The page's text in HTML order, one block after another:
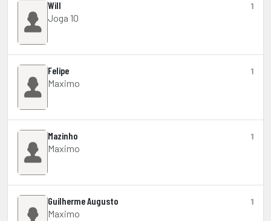
Will
Joga 10
1
Felipe
Maximo
1
Mazinho
Maximo
1
Guilherme Augusto
Maximo
1